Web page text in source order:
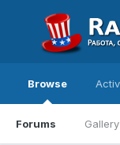
Browse
Forums Gallery